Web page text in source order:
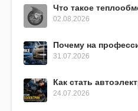
Что такое
02.08.2026
Почему на
31.07.2026
Как стать
24.07.2026